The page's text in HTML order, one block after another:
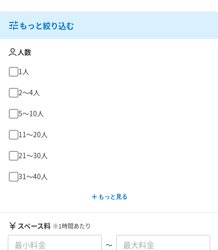
もっと絞り込む
人数
1人
2〜4人
5〜10人
11〜20人
21〜30人
31〜40人
もっと見る
スペース料 ※1時間あたり
〜